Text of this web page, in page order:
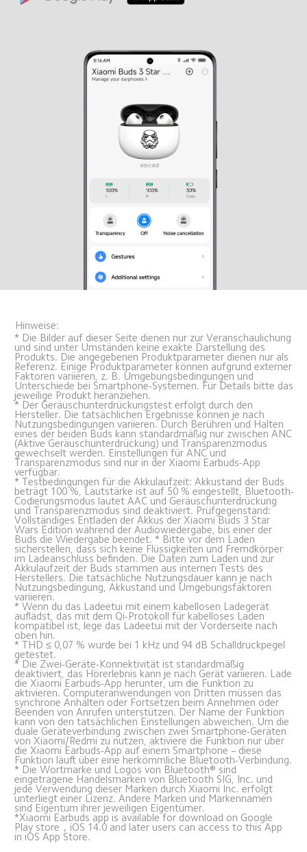
Hinweise:
* Die Bilder auf dieser Seite dienen nur zur Veranschaulichung
und sind unter Umständen keine exakte Darstellung des
Produkts. Die angegebenen Produktparameter dienen nur als
Referenz. Einige Produktparameter können aufgrund externer
Faktoren variieren, z. B. Umgebungsbedingungen und
Unterschiede bei Smartphone-Systemen. Für Details bitte das
jeweilige Produkt heranziehen.
* Der Geräuschunterdrückungstest erfolgt durch den
Hersteller. Die tatsächlichen Ergebnisse können je nach
Nutzungsbedingungen variieren. Durch Berühren und Halten
eines der beiden Buds kann standardmäßig nur zwischen ANC
(Aktive Geräuschunterdrückung) und Transparenzmodus
gewechselt werden. Einstellungen für ANC und
Transparenzmodus sind nur in der Xiaomi Earbuds-App
verfügbar.
* Testbedingungen für die Akkulaufzeit: Akkustand der Buds
beträgt 100 %, Lautstärke ist auf 50 % eingestellt, Bluetooth-
Codierungsmodus lautet AAC und Geräuschunterdrückung
und Transparenzmodus sind deaktiviert. Prüfgegenstand:
Vollständiges Entladen der Akkus der Xiaomi Buds 3 Star
Wars Edition während der Audiowiedergabe, bis einer der
Buds die Wiedergabe beendet. * Bitte vor dem Laden
sicherstellen, dass sich keine Flüssigkeiten und Fremdkörper
im Ladeanschluss befinden. Die Daten zum Laden und zur
Akkulaufzeit der Buds stammen aus internen Tests des
Herstellers. Die tatsächliche Nutzungsdauer kann je nach
Nutzungsbedingung, Akkustand und Umgebungsfaktoren
variieren.
* Wenn du das Ladeetui mit einem kabellosen Ladegerät
auflädst, das mit dem Qi-Protokoll für kabelloses Laden
kompatibel ist, lege das Ladeetui mit der Vorderseite nach
oben hin.
* THD ≤ 0,07 % wurde bei 1 kHz und 94 dB Schalldruckpegel
getestet.
* Die Zwei-Geräte-Konnektivität ist standardmäßig
deaktiviert, das Hörerlebnis kann je nach Gerät variieren. Lade
die Xiaomi Earbuds-App herunter, um die Funktion zu
aktivieren. Computeranwendungen von Dritten müssen das
synchrone Anhalten oder Fortsetzen beim Annehmen oder
Beenden von Anrufen unterstützen. Der Name der Funktion
kann von den tatsächlichen Einstellungen abweichen. Um die
duale Geräteverbindung zwischen zwei Smartphone-Geräten
von Xiaomi/Redmi zu nutzen, aktiviere die Funktion nur über
die Xiaomi Earbuds-App auf einem Smartphone – diese
Funktion läuft über eine herkömmliche Bluetooth-Verbindung.
* Die Wortmarke und Logos von Bluetooth® sind
eingetragene Handelsmarken von Bluetooth SIG, Inc. und
jede Verwendung dieser Marken durch Xiaomi Inc. erfolgt
unterliegt einer Lizenz. Andere Marken und Markennamen
sind Eigentum ihrer jeweiligen Eigentümer.
*Xiaomi Earbuds app is available for download on Google
Play store，iOS 14.0 and later users can access to this App
in iOS App Store.